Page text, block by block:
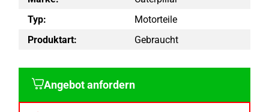
Typ:
Motorteile
Produktart:
Gebraucht
Angebot anfordern